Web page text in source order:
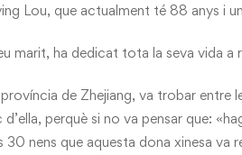
Lou, que actualment té 88 anys i
marit, ha dedicat tota la seva vida a
de Zhejiang, va trobar entre
perquè si no va pensar que:
30 nens que aquesta dona xinesa va